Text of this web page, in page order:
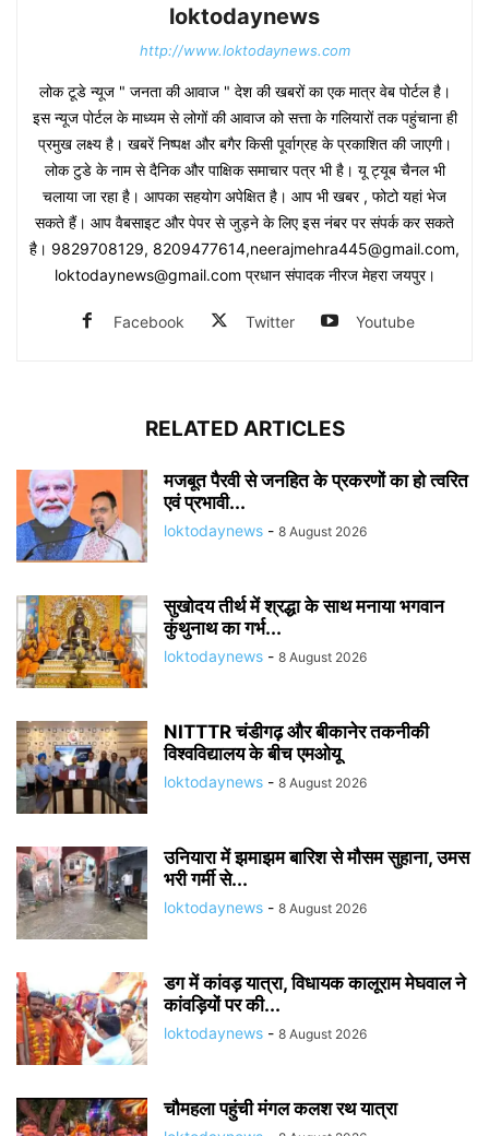
loktodaynews
http://www.loktodaynews.com
लोक टूडे न्यूज " जनता की आवाज " देश की खबरों का एक मात्र वेब पोर्टल है।
इस न्यूज पोर्टल के माध्यम से लोगों की आवाज को सत्ता के गलियारों तक पहुंचाना ही
प्रमुख लक्ष्य है। खबरें निष्पक्ष और बगैर किसी पूर्वाग्रह के प्रकाशित की जाएगी।
लोक टुडे के नाम से दैनिक और पाक्षिक समाचार पत्र भी है। यू ट्यूब चैनल भी
चलाया जा रहा है। आपका सहयोग अपेक्षित है। आप भी खबर , फोटो यहां भेज
सकते हैं। आप वैबसाइट और पेपर से जुड़ने के लिए इस नंबर पर संपर्क कर सकते
है। 9829708129, 8209477614,neerajmehra445@gmail.com,
loktodaynews@gmail.com प्रधान संपादक नीरज मेहरा जयपुर।
Facebook Twitter Youtube
RELATED ARTICLES
मजबूत पैरवी से जनहित के प्रकरणों का हो त्वरित
एवं प्रभावी...
loktodaynews - 8 August 2026
सुखोदय तीर्थ में श्रद्धा के साथ मनाया भगवान
कुंथुनाथ का गर्भ...
loktodaynews - 8 August 2026
NITTTR चंडीगढ़ और बीकानेर तकनीकी
विश्वविद्यालय के बीच एमओयू
loktodaynews - 8 August 2026
उनियारा में झमाझम बारिश से मौसम सुहाना, उमस
भरी गर्मी से...
loktodaynews - 8 August 2026
डग में कांवड़ यात्रा, विधायक कालूराम मेघवाल ने
कांवड़ियों पर की...
loktodaynews - 8 August 2026
चौमहला पहुंची मंगल कलश रथ यात्रा